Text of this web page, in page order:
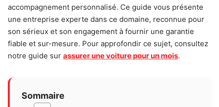
accompagnement personnalisé. Ce guide vous présente
une entreprise experte dans ce domaine, reconnue pour
son sérieux et son engagement à fournir une garantie
fiable et sur-mesure. Pour approfondir ce sujet, consultez
notre guide sur assurer une voiture pour un mois.
Sommaire